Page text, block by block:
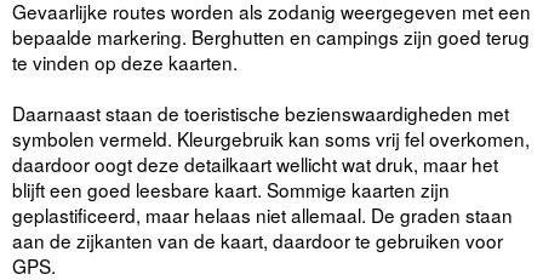
Gevaarlijke routes worden als zodanig weergegeven met een
bepaalde markering. Berghutten en campings zijn goed terug
te vinden op deze kaarten.
Daarnaast staan de toeristische bezienswaardigheden met
symbolen vermeld. Kleurgebruik kan soms vrij fel overkomen,
daardoor oogt deze detailkaart wellicht wat druk, maar het
blijft een goed leesbare kaart. Sommige kaarten zijn
geplastificeerd, maar helaas niet allemaal. De graden staan
aan de zijkanten van de kaart, daardoor te gebruiken voor
GPS.